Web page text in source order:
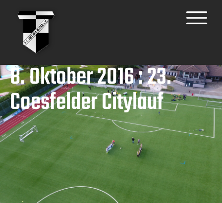
8. Oktober 2016 : 23.
Coesfelder Citylauf